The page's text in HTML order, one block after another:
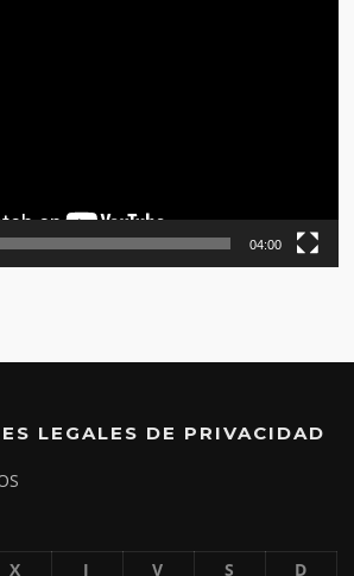
04:00
LEGALES DE PRIVACIDAD
X J V S
D